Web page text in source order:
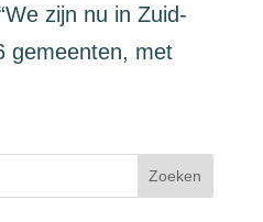
zijn nu in Zuid-
gemeenten, met